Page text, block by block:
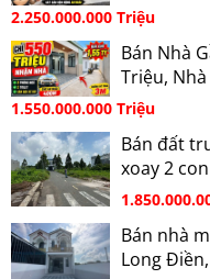
2.250.000.000 Triệu
Bán Nhà
Triệu,
1.550.000.000 Triệu
Bán đất
xoay 2
Bán nhà
Long